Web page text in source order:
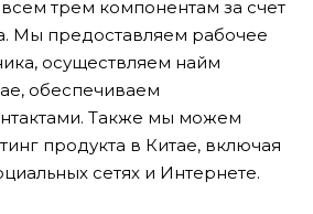
трем компонентам за счет
Мы предоставляем рабочее
осуществляем найм
обеспечиваем
Также мы можем
продукта в Китае, включая
сетях и Интернете.